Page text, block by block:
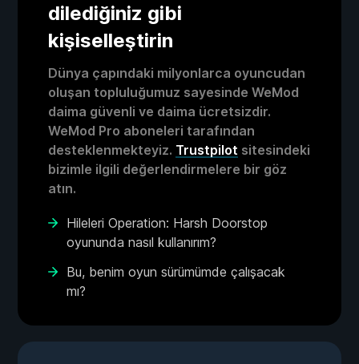
dilediğiniz gibi
kişiselleştirin
Dünya çapındaki milyonlarca oyuncudan
oluşan topluluğumuz sayesinde WeMod
daima güvenli ve daima ücretsizdir.
WeMod Pro aboneleri tarafından
desteklenmekteyiz. Trustpilot sitesindeki
bizimle ilgili değerlendirmelere bir göz
atın.
Hileleri Operation: Harsh Doorstop
oyununda nasıl kullanırım?
Bu, benim oyun sürümümde çalışacak
mı?